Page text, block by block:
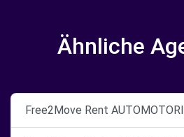
Ähnliche
Free2Move Rent AUTOMOTORI